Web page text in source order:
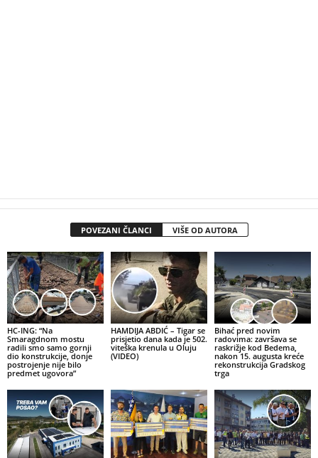
POVEZANI ČLANCI VIŠE OD AUTORA
HC-ING: “Na
Smaragdnom mostu
radili smo samo gornji
dio konstrukcije, donje
postrojenje nije bilo
predmet ugovora”
HAMDIJA ABDIĆ – Tigar se
prisjetio dana kada je 502.
viteška krenula u Oluju
(VIDEO)
Bihać pred novim
radovima: završava se
raskrižje kod Bedema,
nakon 15. augusta kreće
rekonstrukcija Gradskog
trga